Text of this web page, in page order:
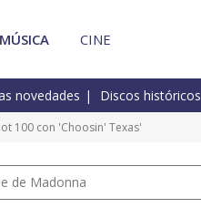
MÚSICA CINE
novedades Discos históricos
100 con 'Choosin' Texas'
de Madonna